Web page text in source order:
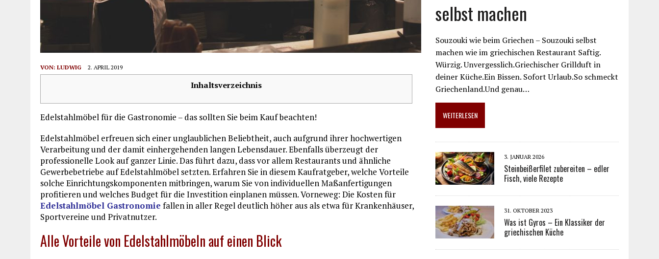
VON: LUDWIG 2. APRIL 2019
Inhaltsverzeichnis
Edelstahlmöbel für die Gastronomie – das sollten Sie beim Kauf beachten!
Edelstahlmöbel erfreuen sich einer unglaublichen Beliebtheit, auch aufgrund ihrer hochwertigen
Verarbeitung und der damit einhergehenden langen Lebensdauer. Ebenfalls überzeugt der
professionelle Look auf ganzer Linie. Das führt dazu, dass vor allem Restaurants und ähnliche
Gewerbebetriebe auf Edelstahlmöbel setzten. Erfahren Sie in diesem Kaufratgeber, welche Vorteile
solche Einrichtungskomponenten mitbringen, warum Sie von individuellen Maßanfertigungen
profitieren und welches Budget für die Investition einplanen müssen. Vorneweg: Die Kosten für
Edelstahlmöbel Gastronomie fallen in aller Regel deutlich höher aus als etwa für Krankenhäuser,
Sportvereine und Privatnutzer.
Alle Vorteile von Edelstahlmöbeln auf einen Blick
selbst machen
Souzouki wie beim Griechen – Souzouki selbst
machen wie im griechischen Restaurant Saftig.
Würzig. Unvergesslich.Griechischer Grillduft in
deiner Küche.Ein Bissen. Sofort Urlaub.So schmeckt
Griechenland.Und genau…
WEITERLESEN
3. JANUAR 2026
Steinbeißerfilet zubereiten – edler
Fisch, viele Rezepte
31. OKTOBER 2023
Was ist Gyros – Ein Klassiker der
griechischen Küche